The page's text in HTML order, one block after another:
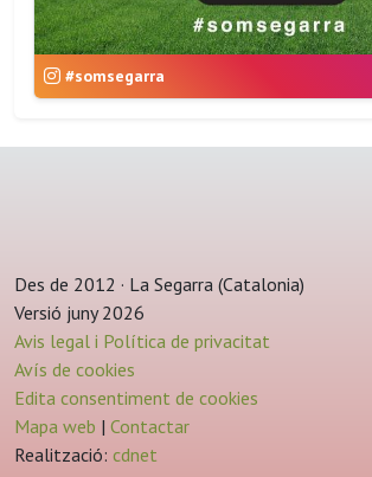
#somsegarra
Des de 2012 · La Segarra (Catalonia)
Versió juny 2026
Avis legal i Política de privacitat
Avís de cookies
Edita consentiment de cookies
Mapa web | Contactar
Realització: cdnet